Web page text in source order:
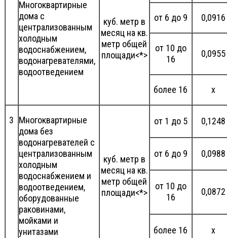
Многоквартирные
дома с
централизованным
холодным
водоснабжением,
водонагревателями,
водоотведением
куб. метр в
месяц на кв.
метр общей
площади<*>
от 6 до 9 0,0916
от 10 до
16
0,0955
более 16 х
3 Многоквартирные
дома без
водонагревателей с
централизованным
холодным
водоснабжением и
водоотведением,
оборудованные
раковинами,
мойками и
унитазами
куб. метр в
месяц на кв.
метр общей
площади<*>
от 1 до 5 0,1248
от 6 до 9 0,0988
от 10 до
16
0,0872
более 16 х